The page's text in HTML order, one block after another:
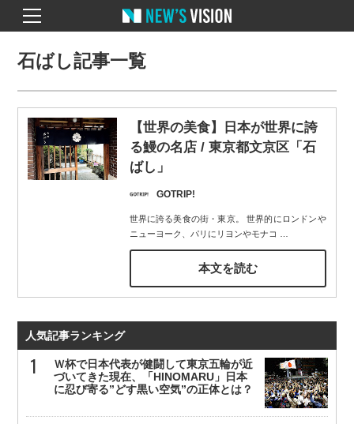
石ばし記事一覧
【世界の美食】日本が世界に誇
る鰻の名店 / 東京都文京区「石
ばし」
GOTRIP!
世界に誇る美食の街・東京。 世界的にロンドンや
ニューヨーク、パリにリヨンやモナコ
本文を読む
人気記事ランキング
Ｗ杯で日本代表が健闘して東京五輪が近
づいてきた現在、「HINOMARU」日本
に忍び寄る”どす黒い空気”の正体とは？